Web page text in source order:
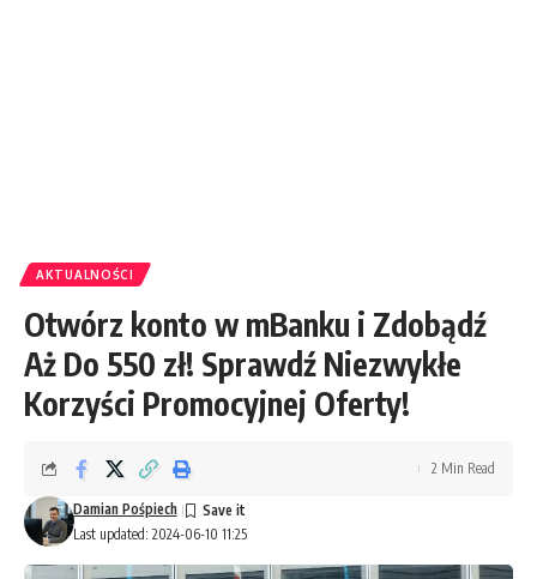
AKTUALNOŚCI
Otwórz konto w mBanku i Zdobądź
Aż Do 550 zł! Sprawdź Niezwykłe
Korzyści Promocyjnej Oferty!
Last updated: 2024-06-10 11:25
Damian Pośpiech
2 Min Read